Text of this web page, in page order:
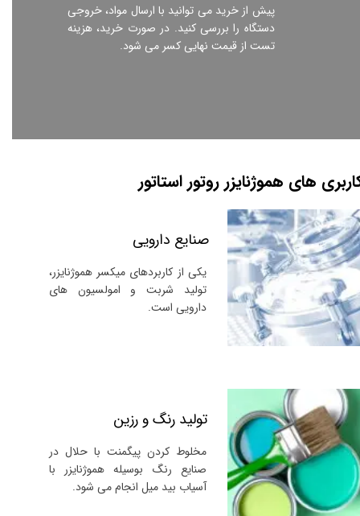
صنایع دارویی
یکی از کاربردهای میکسر هموژنایزر،
تولید شربت و امولسیون های
دارویی است.
تولید رنگ و رزین
مخلوط کردن پیگمنت با حلال در
صنایع رنگ بوسیله هموژنایزر با
آسیاب بید میل انجام می شود.
پیش از خرید می توانید با ارسال مواد، خروجی
دستگاه را بررسی کنید. در صورت خرید، هزینه
تست از قیمت نهایی کسر می شود.
های هموژنایزر روتور استاتور